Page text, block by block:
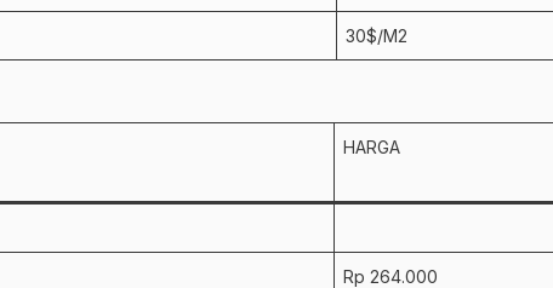
30$/M2
HARGA
Rp 264.000